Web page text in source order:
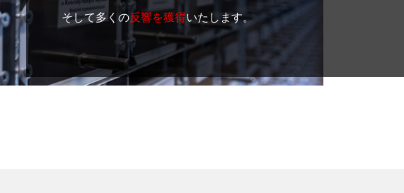
そして多くの反響を獲得いたします。